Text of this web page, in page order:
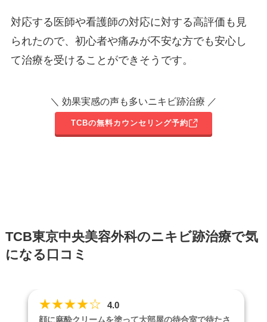
対応する医師や看護師の対応に対する高評価も見
られたので、初心者や痛みが不安な方でも安心し
て治療を受けることができそうです。
＼ 効果実感の声も多いニキビ跡治療 ／
TCBの無料カウンセリング予約
TCB東京中央美容外科のニキビ跡治療で気
になる口コミ
★★★★☆ 4.0
顔に麻酔クリームを塗って大部屋の待合室で待たさ